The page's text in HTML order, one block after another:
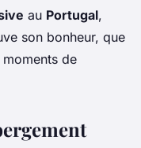
au Portugal,
son bonheur, que
de